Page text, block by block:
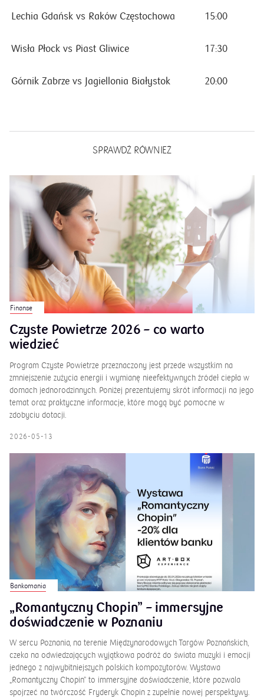
Lechia Gdańsk vs Raków Częstochowa 15:00
Wisła Płock vs Piast Gliwice 17:30
Górnik Zabrze vs Jagiellonia Białystok 20:00
SPRAWDŹ RÓWNIEŻ
Finanse
Czyste Powietrze 2026 – co warto
wiedzieć
Program Czyste Powietrze przeznaczony jest przede wszystkim na
zmniejszenie zużycia energii i wymianę nieefektywnych źródeł ciepła w
domach jednorodzinnych. Poniżej prezentujemy skrót informacji na jego
temat oraz praktyczne informacje, które mogą być pomocne w
zdobyciu dotacji.
2026-05-13
Bankomania
„Romantyczny Chopin” – immersyjne
doświadczenie w Poznaniu
W sercu Poznania, na terenie Międzynarodowych Targów Poznańskich,
czeka na odwiedzających wyjątkowa podróż do świata muzyki i emocji
jednego z najwybitniejszych polskich kompozytorów. Wystawa
„Romantyczny Chopin” to immersyjne doświadczenie, które pozwala
spojrzeć na twórczość Fryderyk Chopin z zupełnie nowej perspektywy.